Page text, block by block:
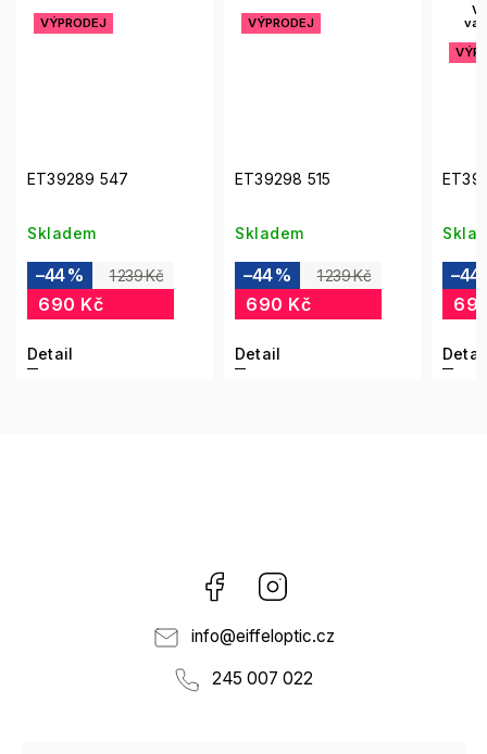
VÝPRODEJ
ET39298 515
Skladem
1 239 Kč
–44 %
690 Kč
Detail
Více
variant
ET39288 543
Skladem
1 239 Kč
–44 %
690 Kč
Detail
Facebook
info@eiffeloptic.cz
245 007 022